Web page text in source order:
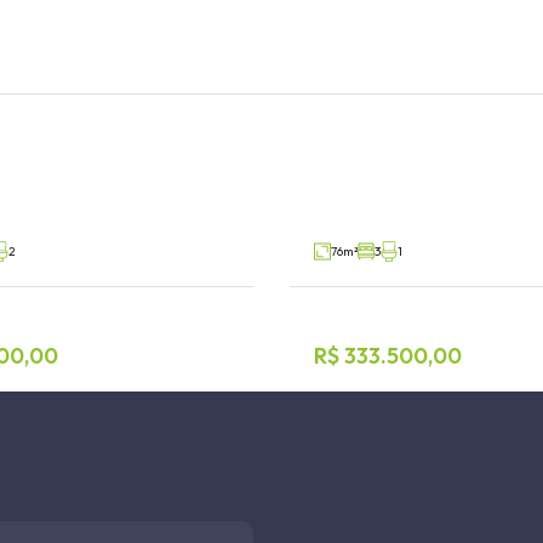
2 76m² 3 1
R$ 333.500,00